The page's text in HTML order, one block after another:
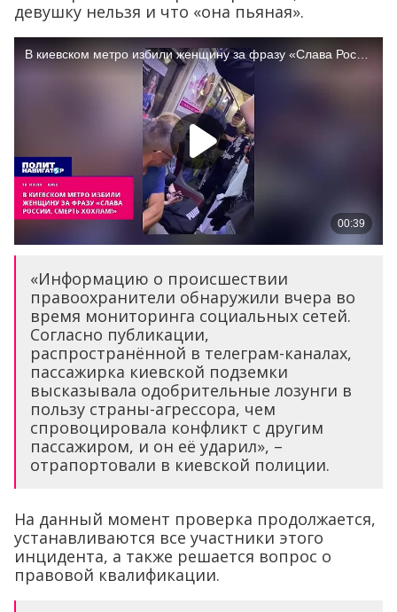
девушку нельзя и что «она пьяная».
«Информацию о происшествии
правоохранители обнаружили вчера во
время мониторинга социальных сетей.
Согласно публикации,
распространённой в телеграм-каналах,
пассажирка киевской подземки
высказывала одобрительные лозунги в
пользу страны-агрессора, чем
спровоцировала конфликт с другим
пассажиром, и он её ударил», –
отрапортовали в киевской полиции.
На данный момент проверка продолжается,
устанавливаются все участники этого
инцидента, а также решается вопрос о
правовой квалификации.